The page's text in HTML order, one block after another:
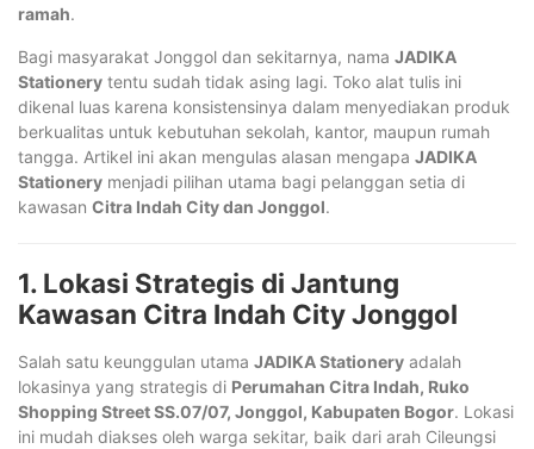
ramah.
Bagi masyarakat Jonggol dan sekitarnya, nama JADIKA
Stationery tentu sudah tidak asing lagi. Toko alat tulis ini
dikenal luas karena konsistensinya dalam menyediakan produk
berkualitas untuk kebutuhan sekolah, kantor, maupun rumah
tangga. Artikel ini akan mengulas alasan mengapa JADIKA
Stationery menjadi pilihan utama bagi pelanggan setia di
kawasan Citra Indah City dan Jonggol.
1. Lokasi Strategis di Jantung
Kawasan Citra Indah City Jonggol
Salah satu keunggulan utama JADIKA Stationery adalah
lokasinya yang strategis di Perumahan Citra Indah, Ruko
Shopping Street SS.07/07, Jonggol, Kabupaten Bogor. Lokasi
ini mudah diakses oleh warga sekitar, baik dari arah Cileungsi